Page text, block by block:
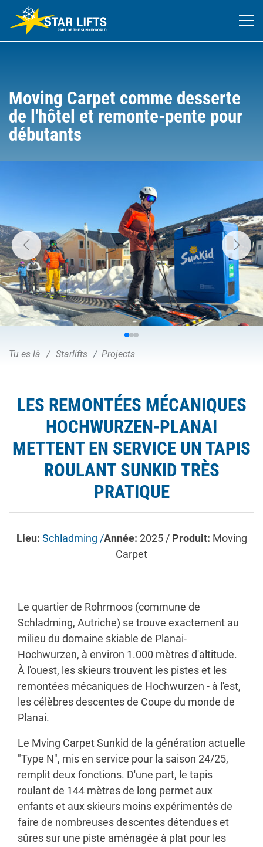
Moving Carpet comme desserte
de l'hôtel et remonte-pente pour
débutants
Tu es là Starlifts Projects
LES REMONTÉES MÉCANIQUES
HOCHWURZEN-PLANAI
METTENT EN SERVICE UN TAPIS
ROULANT SUNKID TRÈS
PRATIQUE
Lieu: Schladming /Année: 2025 / Produit: Moving
Carpet
Le quartier de Rohrmoos (commune de
Schladming, Autriche) se trouve exactement au
milieu du domaine skiable de Planai-
Hochwurzen, à environ 1.000 mètres d'altitude.
À l'ouest, les skieurs trouvent les pistes et les
remontées mécaniques de Hochwurzen - à l'est,
les célèbres descentes de Coupe du monde de
Planai.
Le Mving Carpet Sunkid de la génération actuelle
"Type N", mis en service pour la saison 24/25,
remplit deux fonctions. D'une part, le tapis
roulant de 144 mètres de long permet aux
enfants et aux skieurs moins expérimentés de
faire de nombreuses descentes détendues et
sûres sur une piste aménagée à plat pour les